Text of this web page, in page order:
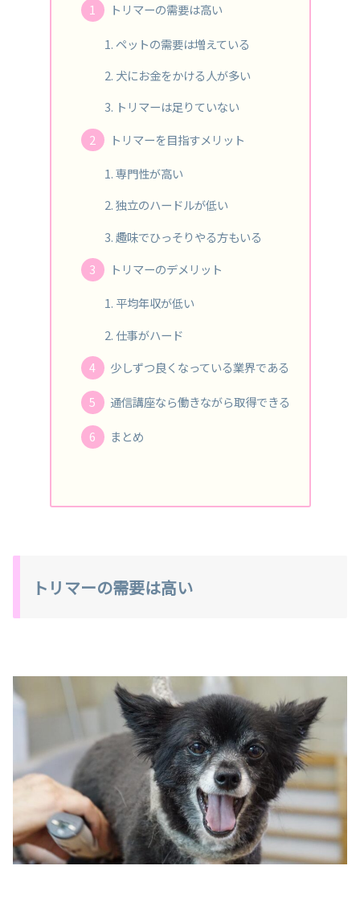
トリマーの需要は高い
ペットの需要は増えている
犬にお金をかける人が多い
トリマーは足りていない
トリマーを目指すメリット
専門性が高い
独立のハードルが低い
趣味でひっそりやる方もいる
トリマーのデメリット
平均年収が低い
仕事がハード
少しずつ良くなっている業界である
通信講座なら働きながら取得できる
まとめ
トリマーの需要は高い